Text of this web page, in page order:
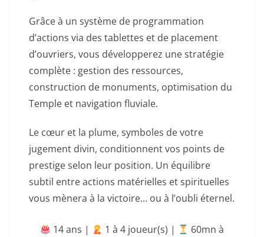
Grâce à un système de programmation
d’actions via des tablettes et de placement
d’ouvriers, vous développerez une stratégie
complète : gestion des ressources,
construction de monuments, optimisation du
Temple et navigation fluviale.
Le cœur et la plume, symboles de votre
jugement divin, conditionnent vos points de
prestige selon leur position. Un équilibre
subtil entre actions matérielles et spirituelles
vous mènera à la victoire… ou à l’oubli éternel.
14 ans | ‍ 1 à 4 joueur(s) |
60mn à